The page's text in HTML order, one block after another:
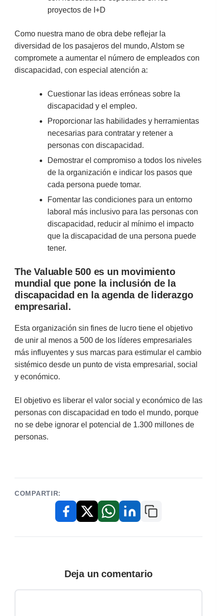
proyectos de I+D
Como nuestra mano de obra debe reflejar la
diversidad de los pasajeros del mundo, Alstom se
compromete a aumentar el número de empleados con
discapacidad, con especial atención a:
Cuestionar las ideas erróneas sobre la
discapacidad y el empleo.
Proporcionar las habilidades y herramientas
necesarias para contratar y retener a
personas con discapacidad.
Demostrar el compromiso a todos los niveles
de la organización e indicar los pasos que
cada persona puede tomar.
Fomentar las condiciones para un entorno
laboral más inclusivo para las personas con
discapacidad, reducir al mínimo el impacto
que la discapacidad de una persona puede
tener.
The Valuable 500 es un movimiento
mundial que pone la inclusión de la
discapacidad en la agenda de liderazgo
empresarial.
Esta organización sin fines de lucro tiene el objetivo
de unir al menos a 500 de los líderes empresariales
más influyentes y sus marcas para estimular el cambio
sistémico desde un punto de vista empresarial, social
y económico.
El objetivo es liberar el valor social y económico de las
personas con discapacidad en todo el mundo, porque
no se debe ignorar el potencial de 1.300 millones de
personas.
COMPARTIR:
FacebookX / TwitterWhatsAppLinkedInCopiar enlace
Deja un comentario